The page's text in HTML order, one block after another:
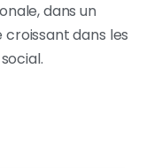
dans un
dans les